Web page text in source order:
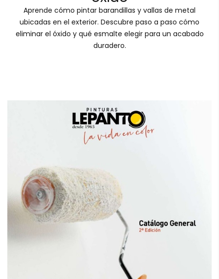
Aprende cómo pintar barandillas y vallas de metal
ubicadas en el exterior. Descubre paso a paso cómo
eliminar el óxido y qué esmalte elegir para un acabado
duradero.